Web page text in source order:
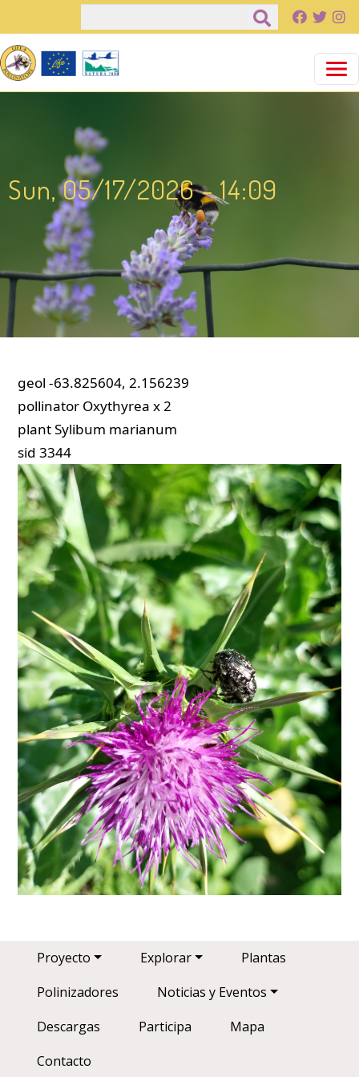
Pasar al contenido principal
Sun, 05/17/2026 - 14:09
geol -63.825604, 2.156239
pollinator Oxythyrea x 2
plantSylibum marianum
sid 3344
Main navigation
Proyecto Explorar
Plantas
Polinizadores
Noticias y Eventos
Descargas
Participa
Mapa
Contacto